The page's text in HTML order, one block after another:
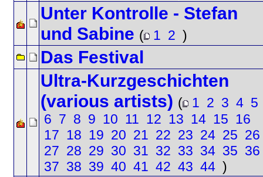
Unter Kontrolle - Stefan
und Sabine ( 1 2 )
Das Festival
Ultra-Kurzgeschichten
(various artists) ( 1 2 3 4 5
6 7 8 9 10 11 12 13 14 15 16
17 18 19 20 21 22 23 24 25 26
27 28 29 30 31 32 33 34 35 36
37 38 39 40 41 42 43 44 )